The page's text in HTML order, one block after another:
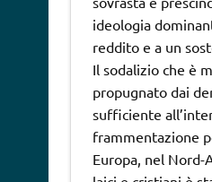
ideologia
reddito e a un
Il sodalizio che è
propugnato dai
sufficiente
frammentazione
Europa, nel Nord-